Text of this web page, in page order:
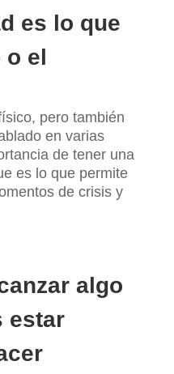
es lo que
el
pero también
en varias
de tener una
es lo que permite
de crisis y
algo
estar